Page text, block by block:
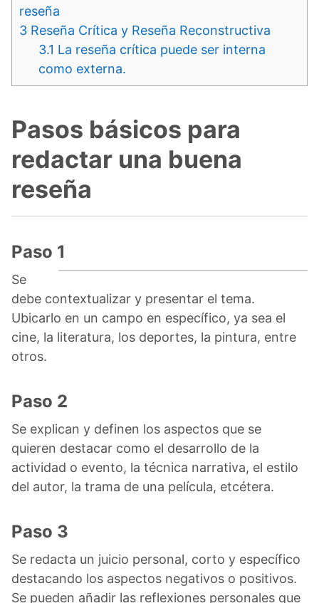
reseña
3 Reseña Crítica y Reseña Reconstructiva
3.1 La reseña crítica puede ser interna
como externa.
Pasos básicos para
redactar una buena
reseña
Paso 1
Se
debe contextualizar y presentar el tema.
Ubicarlo en un campo en específico, ya sea el
cine, la literatura, los deportes, la pintura, entre
otros.
Paso 2
Se explican y definen los aspectos que se
quieren destacar como el desarrollo de la
actividad o evento, la técnica narrativa, el estilo
del autor, la trama de una película, etcétera.
Paso 3
Se redacta un juicio personal, corto y específico
destacando los aspectos negativos o positivos.
Se pueden añadir las reflexiones personales que